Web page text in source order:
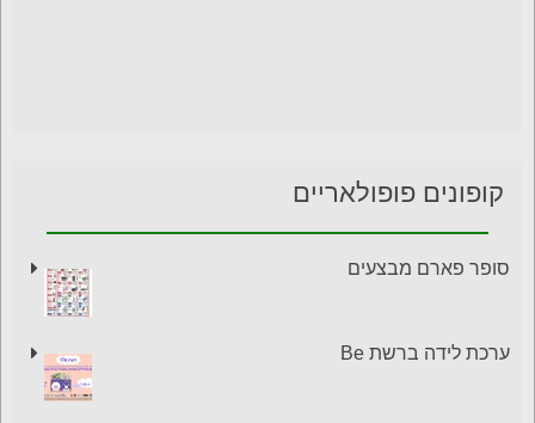
קופונים פופולאריים
סופר פארם מבצעים
ערכת לידה ברשת Be